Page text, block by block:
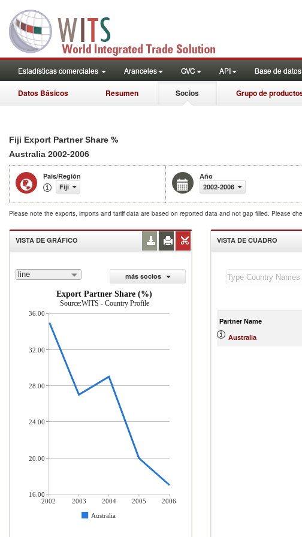
Estadísticas comerciales Aranceles GVC API Base de
Datos Básicos Resumen Socios Grupo de
Fiji Export Partner Share %
Australia 2002-2006
País/Región
Fiji
Año
2002-2006
Please note the exports, imports and tariff data are based on reported data and not gap filled. Please
VISTA DE GRÁFICO
line
más socios
Export Partner Share (%)
Source:WITS - Country Profile
2002 2003 2004 2005
2006
Australia
36.00
32.00
28.00
24.00
20.00
16.00
VISTA DE CUADRO
Partner Name
Australia